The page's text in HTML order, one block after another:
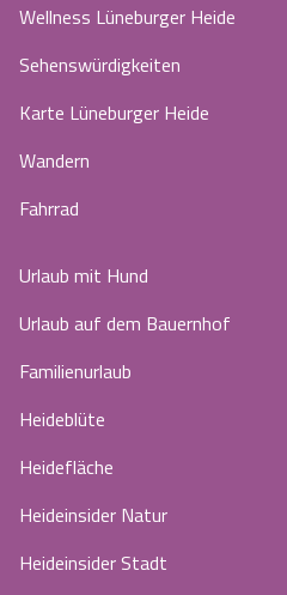
Wellness Lüneburger Heide
Sehenswürdigkeiten
Karte Lüneburger Heide
Wandern
Fahrrad
Urlaub mit Hund
Urlaub auf dem Bauernhof
Familienurlaub
Heideblüte
Heidefläche
Heideinsider Natur
Heideinsider Stadt